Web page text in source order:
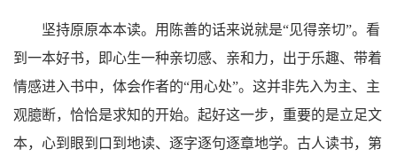
坚持原原本本读。用陈善的话来说就是“见得亲切”。看
到一本好书，即心生一种亲切感、亲和力，出于乐趣、带着
情感进入书中，体会作者的“用心处”。这并非先入为主、主
观臆断，恰恰是求知的开始。起好这一步，重要的是立足文
本，心到眼到口到地读、逐字逐句逐章地学。古人读书，第